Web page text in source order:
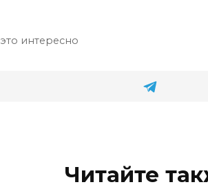
это интересно
Читайте